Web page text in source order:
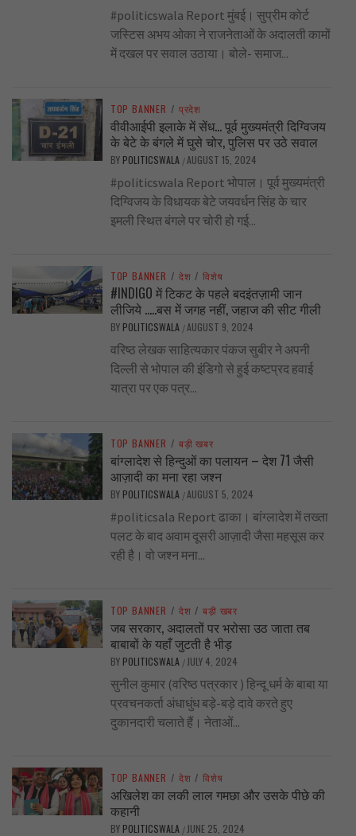
#politicswala Report मुंबई। सुप्रीम कोर्ट
जस्टिस अभय ओका ने राजनेताओं के अदालती कामों
में दखल पर सवाल उठाया। बोले- समाज...
TOP BANNER / प्रदेश
वीवीआईपी इलाके में सेंध… पूर्व मुख्यमंत्री दिग्विजय
के बेटे के बंगले में घुसे चोर, पुलिस पर उठे सवाल
BY POLITICSWALA /AUGUST 15, 2024
#politicswala Report भोपाल। पूर्व मुख्यमंत्री
दिग्विजय के विधायक बेटे जयवर्धन सिंह के चार
इमली स्थित बंगले पर चोरी हो गई...
TOP BANNER / देश / विशेष
#INDIGO में टिकट के पहले बदइंतज़ामी जान
लीजिये …..बस में जगह नहीं, जहाज की सीट गीली
BY POLITICSWALA /AUGUST 9, 2024
वरिष्ठ लेखक साहित्यकार पंकज सुबीर ने अपनी
दिल्ली से भोपाल की इंडिगो से हुई कष्टप्रद हवाई
यात्रा पर एक पत्र...
TOP BANNER / बड़ी खबर
बांग्लादेश से हिन्दुओं का पलायन – देश 71 जैसी
आज़ादी का मना रहा जश्न
BY POLITICSWALA /AUGUST 5, 2024
#politicsala Report ढाका। बांग्लादेश में तख्ता
पलट के बाद अवाम दूसरी आज़ादी जैसा महसूस कर
रही है। वो जश्न मना...
TOP BANNER / देश / बड़ी खबर
जब सरकार, अदालतों पर भरोसा उठ जाता तब
बाबाबों के यहाँ जुटती है भीड़
BY POLITICSWALA / JULY 4, 2024
सुनील कुमार (वरिष्ठ पत्रकार ) हिन्दू धर्म के बाबा या
प्रवचनकर्ता अंधाधुंध बड़े-बड़े दावे करते हुए
दुकानदारी चलाते हैं। नेताओं...
TOP BANNER / देश / विशेष
अखिलेश का लकी लाल गमछा और उसके पीछे की
कहानी
BY POLITICSWALA / JUNE 25, 2024